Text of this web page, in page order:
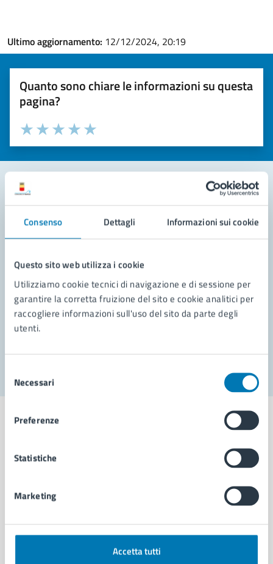
Consenso Dettagli Informazioni sui cookie
Questo sito web utilizza i cookie
Utilizziamo cookie tecnici di navigazione e di sessione per
garantire la corretta fruizione del sito e cookie analitici per
raccogliere informazioni sull'uso del sito da parte degli
utenti.
delNecessari
Preferenze
Statistiche
Marketing
Accetta tutti
Ultimo aggiornamento: 12/12/2024, 20:19
Quanto sono chiare le informazioni su questa
pagina?
Valuta la chiarezza delle informazioni (da 1 a 5 stelle)
Seleziona il numero di stelle per valutare la chiarezza delle
Valuta 5 stelle su 5
Valuta 4 stelle su 5
Valuta 3 stelle su 5
Valuta 2 stelle su 5
Valuta 1 stelle su 5
Leggi le domande frequenti
Richiedi assistenza
Prenota appuntamento
Problemi in città
Comune di Napoli
AMMINISTRAZIONE
Organi di governo